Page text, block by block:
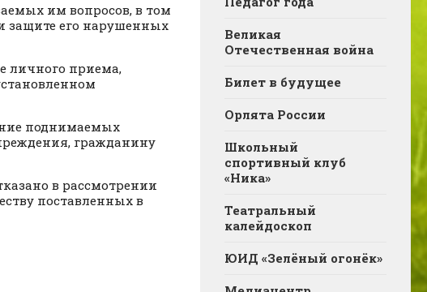
им вопросов, в том
защите его нарушенных
личного приема,
поднимаемых
гражданину
в рассмотрении
поставленных в
Великая
Отечественная война
Билет в будущее
Орлята России
Школьный
спортивный клуб
«Ника»
Театральный
калейдоскоп
ЮИД «Зелёный огонёк»